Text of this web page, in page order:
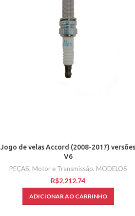
Jogo de velas Accord (2008-2017) versões
V6
PEÇAS, Motor e Transmissão, MODELOS
R$
ADICIONAR AO CARRINHO